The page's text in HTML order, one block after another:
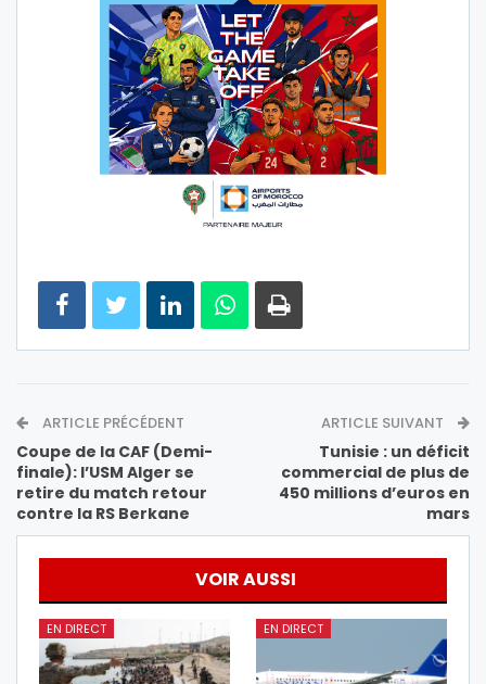
ARTICLE PRÉCÉDENT
Coupe de la CAF (Demi-
finale): l’USM Alger se
retire du match retour
contre la RS Berkane
ARTICLE SUIVANT
Tunisie : un déficit
commercial de plus de
450 millions d’euros en
mars
VOIR AUSSI
EN DIRECT EN DIRECT